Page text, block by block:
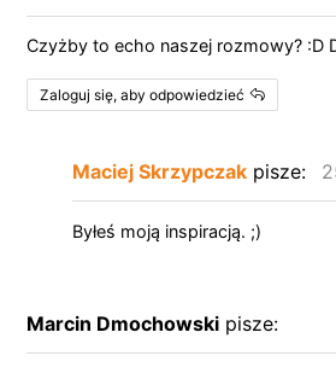
Czyżby to echo naszej rozmowy? :D
Zaloguj się, aby odpowiedzieć
Maciej Skrzypczak pisze:
Byłeś moją inspiracją. ;)
Marcin Dmochowski pisze: